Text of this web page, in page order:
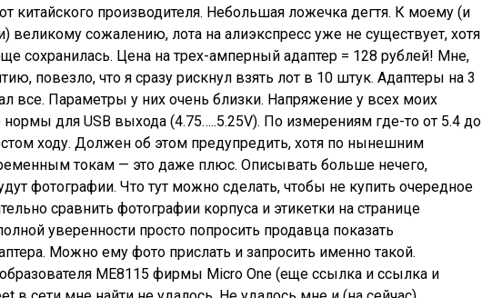
китайского производителя. Небольшая ложечка дегтя. К моему (и
великому сожалению, лота на алиэкспресс уже не существует, хотя
сохранилась. Цена на трех-амперный адаптер = 128 рублей! Мне,
повезло, что я сразу рискнул взять лот в 10 штук. Адаптеры на 3
все. Параметры у них очень близки. Напряжение у всех моих
для USB выхода (4.75…..5.25V). По измерениям где-то от 5.4 до
ходу. Должен об этом предупредить, хотя по нынешним
токам — это даже плюс. Описывать больше нечего,
фотографии. Что тут можно сделать, чтобы не купить очередное
сравнить фотографии корпуса и этикетки на странице
уверенности просто попросить продавца показать
Можно ему фото прислать и запросить именно такой.
ME8115 фирмы Micro One (еще ссылка и ссылка и